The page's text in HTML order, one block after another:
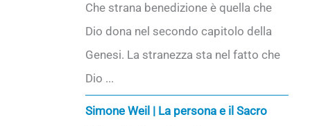
Che strana benedizione è quella che
Dio dona nel secondo capitolo della
Genesi. La stranezza sta nel fatto che
Dio ...
Simone Weil | La persona e il Sacro